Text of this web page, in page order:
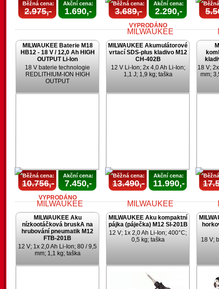
Běžná cena:
2.975,-
Akční cena:
1.690,-
Běžná cena:
3.689,-
Akční cena:
2.290,-
VYPRODÁNO
MILWAUKEE Baterie M18
HB12 - 18 V / 12,0 Ah HIGH
OUTPUT Li-Ion
18 V baterie technologie
REDLITHIUM-ION HIGH
OUTPUT
Běžná cena:
10.756,-
Akční cena:
7.450,-
VYPRODÁNO
MILWAUKEE Akumulátorové
vrtací SDS-plus kladivo M12
CH-402B
12 V Li-Ion; 2x 4,0 Ah Li-Ion;
1,1 J; 1,9 kg; taška
AKCE
UKONČENA
Běžná cena:
13.490,-
Akční cena:
11.990,-
18 V;
mm;
MILWAUKEE Aku
nízkootáčková bruskA na
hrubování pneumatik M12
FTB-201B
12 V; 1x 2,0 Ah Li-Ion; 80 / 9,5
mm; 1,1 kg; taška
MILWAUKEE Aku kompaktní
pájka (páječka) M12 SI-201B
12 V; 1x 2,0 Ah Li-Ion; 400°C;
0,5 kg; taška
18 V;